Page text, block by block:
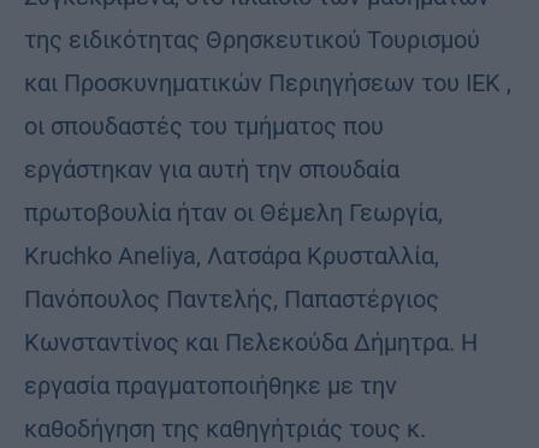
της ειδικότητας Θρησκευτικού Τουρισμού
και Προσκυνηματικών Περιηγήσεων του ΙΕΚ ,
οι σπουδαστές του τμήματος που
εργάστηκαν για αυτή την σπουδαία
πρωτοβουλία ήταν οι Θέμελη Γεωργία,
Kruchko Aneliya, Λατσάρα Κρυσταλλία,
Πανόπουλος Παντελής, Παπαστέργιος
Κωνσταντίνος και Πελεκούδα Δήμητρα. Η
εργασία πραγματοποιήθηκε με την
καθοδήγηση της καθηγήτριάς τους κ.